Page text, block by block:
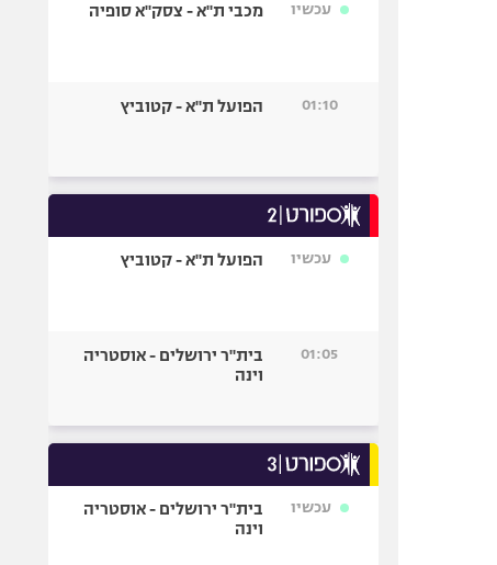
עכשיו מכבי ת"א - צסק"א סופיה
01:10 הפועל ת"א - קטוביץ
עכשיו הפועל ת"א - קטוביץ
01:05
בית"ר ירושלים - אוסטריה
וינה
עכשיו
בית"ר ירושלים - אוסטריה
וינה